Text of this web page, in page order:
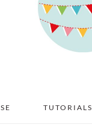
TUTORIALS